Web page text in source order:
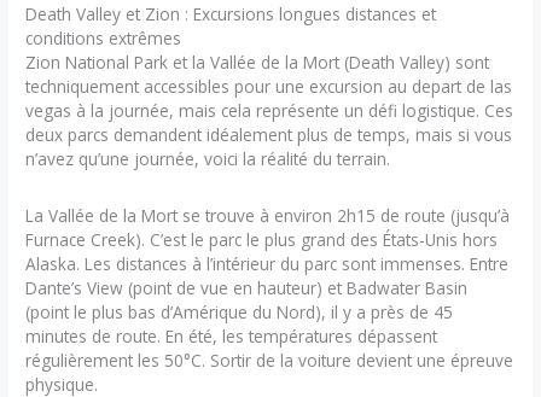
Death Valley et Zion : Excursions longues distances et
conditions extrêmes
Zion National Park et la Vallée de la Mort (Death Valley) sont
techniquement accessibles pour une excursion au depart de las
vegas à la journée, mais cela représente un défi logistique. Ces
deux parcs demandent idéalement plus de temps, mais si vous
n’avez qu’une journée, voici la réalité du terrain.
La Vallée de la Mort se trouve à environ 2h15 de route (jusqu’à
Furnace Creek). C’est le parc le plus grand des États-Unis hors
Alaska. Les distances à l’intérieur du parc sont immenses. Entre
Dante’s View (point de vue en hauteur) et Badwater Basin
(point le plus bas d’Amérique du Nord), il y a près de 45
minutes de route. En été, les températures dépassent
régulièrement les 50°C. Sortir de la voiture devient une épreuve
physique.